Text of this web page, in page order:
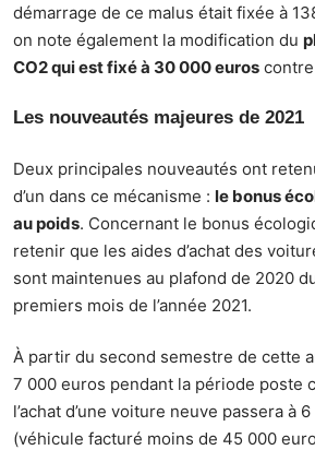
démarrage de ce malus était fixée à
on note également la modification du
CO2 qui est fixé à 30 000 euros
Les nouveautés majeures de 2021
Deux principales nouveautés ont
d’un dans ce mécanisme : le bonus
au poids. Concernant le bonus
retenir que les aides d’achat des
sont maintenues au plafond de 2020
premiers mois de l’année 2021.
À partir du second semestre de cette
7 000 euros pendant la période poste
l’achat d’une voiture neuve passera à
(véhicule facturé moins de 45 000